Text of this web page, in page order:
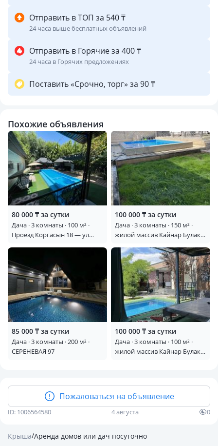
Отправить в ТОП за 540 ₸
24 часа выше бесплатных объявлений
Отправить в Горячие за 400 ₸
24 часа в Горячих предложениях
Поставить «Срочно, торг» за 90 ₸
Похожие объявления
80 000 ₸ за сутки
Дача · 3 комнаты · 100 м² ·
Проезд Коргасын 18 — ул
100 000 ₸ за сутки
Дача · 3 комнаты · 150 м² ·
жилой массив Кайнар Булак,
85 000 ₸ за сутки
Дача · 3 комнаты · 200 м² ·
СЕРЕНЕВАЯ 97
100 000 ₸ за сутки
Дача · 3 комнаты · 100 м² ·
жилой массив Кайнар Булак,
Пожаловаться на объявление
ID: 1006564580 4 августа 0
Крыша/Аренда домов или дач посуточно